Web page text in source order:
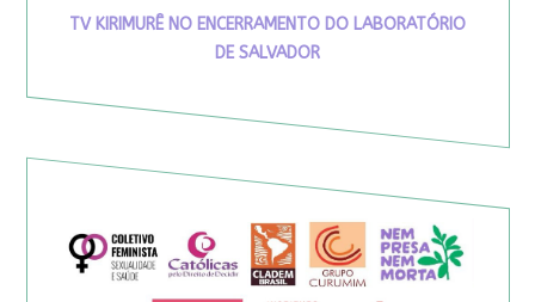
TV KIRIMURÊ NO ENCERRAMENTO DO LABORATÓRIO
DE SALVADOR